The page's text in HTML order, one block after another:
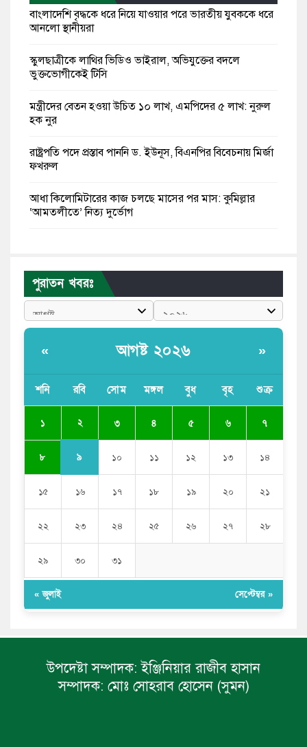
বাংলাদেশি বৃদ্ধকে ধরে নিয়ে যাওয়ার পরে ভারতীয় যুবককে ধরে
আনলো স্থানীয়রা
স্কুলছাত্রীকে লাথির ভিডিও ভাইরাল, অভিযুক্তের বদলে
ভুক্তভোগীকেই টিসি
মন্ত্রীদের বেতন হওয়া উচিত ১০ লাখ, এমপিদের ৫ লাখ: নুরুল
হক নুর
রাষ্ট্রপতি পদে প্রস্তাব পাননি ড. ইউনূস, বিএনপির বিবেচনায় মির্জা
ফখরুল
আধা কিলোমিটারের কাজ চলছে মাসের পর মাস: কুমিল্লার
‘আমতলীতে’ নিত্য দুর্ভোগ
পুলিশকে পিটিয়ে রক্তাক্ত করেছি এ দৃশ্য কি আপনারা দেখেননি:
এনসিপি নেতা
সরকার
সজীব ওয়াজেদ জয়
পুরাতন খবরঃ
« আগষ্ট ২০২৬ »
শনি রবি সোম মঙ্গল বুধ বৃহ শুক্র
১ ২ ৩ ৪ ৫ ৬ ৭
৮ ৯ ১০ ১১ ১২ ১৩ ১৪
১৫ ১৬ ১৭ ১৮ ১৯ ২০ ২১
২২ ২৩ ২৪ ২৫ ২৬ ২৭ ২৮
২৯ ৩০ ৩১
« জুলাই সেপ্টেম্বর »
উপদেষ্টা সম্পাদক: ইঞ্জিনিয়ার রাজীব হাসান
সম্পাদক: মোঃ সোহরাব হোসেন (সুমন)